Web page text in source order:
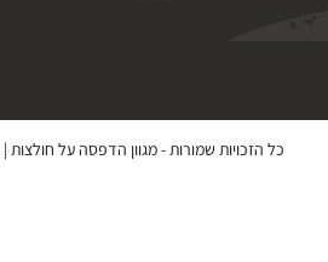
כל הזכויות שמורות -מגוון הדפסה על חולצות |